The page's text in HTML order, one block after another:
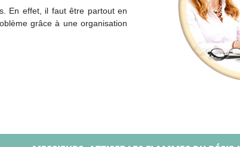
En effet, il faut être partout en
grâce à une organisation